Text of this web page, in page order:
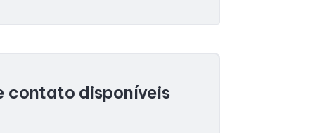
contato disponíveis